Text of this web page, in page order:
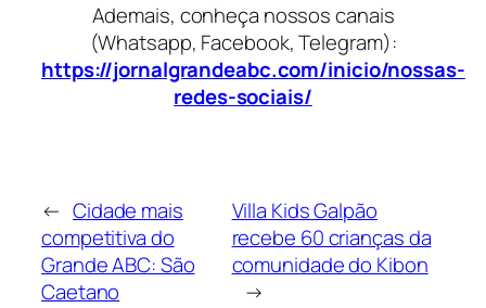
Ademais, conheça nossos canais
(Whatsapp, Facebook, Telegram):
https://jornalgrandeabc.com/inicio/nossas-
redes-sociais/
← Cidade mais
competitiva do
Grande ABC: São
Caetano
Villa Kids Galpão
recebe 60 crianças da
comunidade do Kibon
→